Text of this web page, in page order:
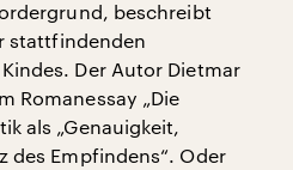
beschreibt
stattfindenden
Der Autor Dietmar
Romanessay „Die
als „Genauigkeit,
des Empfindens“. Oder